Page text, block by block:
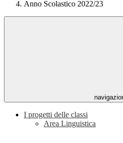
Anno Scolastico 2022/23
I progetti delle classi
Area Linguistica